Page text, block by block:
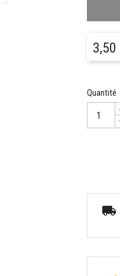
3,50
Quantité